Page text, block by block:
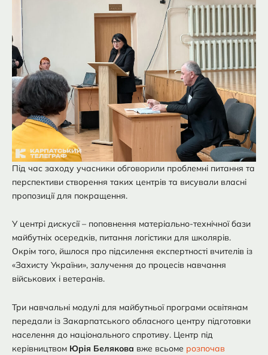
Під час заходу учасники обговорили проблемні питання та
перспективи створення таких центрів та висували власні
пропозиції для покращення.
У центрі дискусії – поповнення матеріально-технічної бази
майбутніх осередків, питання логістики для школярів.
Окрім того, йшлося про підсилення експертності вчителів із
«Захисту України», залучення до процесів навчання
військових і ветеранів.
Три навчальні модулі для майбутньої програми освітянам
передали із Закарпатського обласного центру підготовки
населення до національного спротиву. Центр під
керівництвом Юрія Белякова вже всьоме розпочав